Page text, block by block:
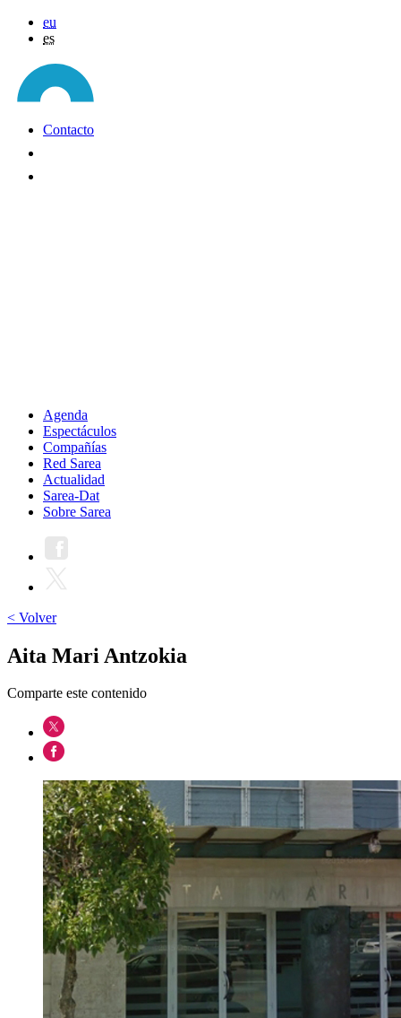
eu
es
Contacto
Agenda
Espectáculos
Compañías
Red Sarea
Actualidad
Sarea-Dat
Sobre Sarea
< Volver
Aita Mari Antzokia
Comparte este contenido